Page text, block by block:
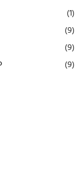
(1)
(9)
(9)
(9)